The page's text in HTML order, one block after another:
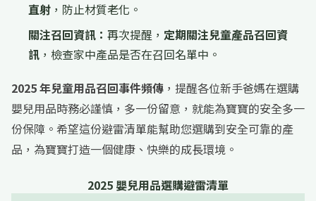
直射 ，防止材質老化。
關注召回資訊： 再次提醒， 定期關注兒童產品召回資
訊 ，檢查家中產品是否在召回名單中。
2025 年兒童用品召回事件頻傳 ，提醒各位新手爸媽在選購
嬰兒用品時務必謹慎，多一份留意，就能為寶寶的安全多一
份保障。希望這份避雷清單能幫助您選購到安全可靠的產
品，為寶寶打造一個健康、快樂的成長環境。
2025 嬰兒用品選購避雷清單